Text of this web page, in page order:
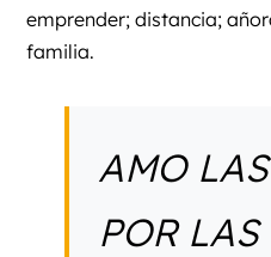
emprender; distancia;
familia.
AMO
POR LAS